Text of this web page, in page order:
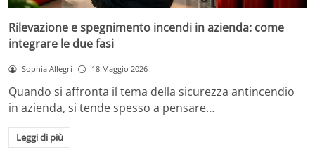
Rilevazione e spegnimento incendi in azienda: come
integrare le due fasi
Sophia Allegri 18 Maggio 2026
Quando si affronta il tema della sicurezza antincendio
in azienda, si tende spesso a pensare…
Leggi di più